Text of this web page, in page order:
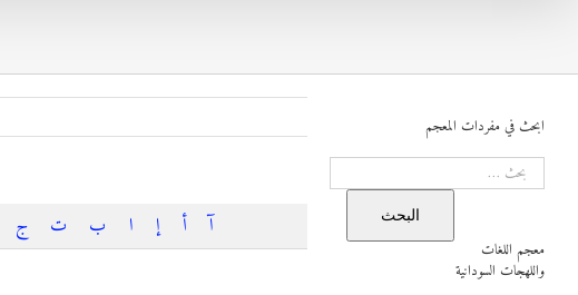
آ أ إ ا ب ت ج
ابحث في مفردات المعجم
البحث
البحث
معجم اللغات
واللهجات السودانية